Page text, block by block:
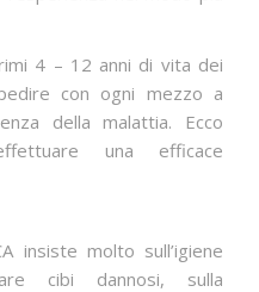
4 – 12 anni di vita dei
con ogni mezzo a
della malattia. Ecco
una efficace
insiste molto sull’igiene
cibi dannosi, sulla